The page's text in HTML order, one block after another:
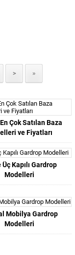
> »
Çok Satılan Baza
ve Fiyatları
Kapılı Gardrop
Modelleri
Mobilya Gardrop
Modelleri